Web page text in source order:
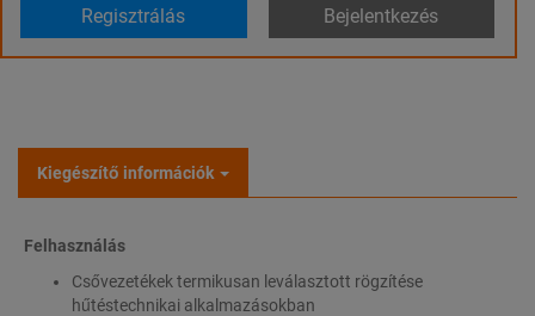
Regisztrálás Bejelentkezés
Kiegészítő információk
Felhasználás
Csővezetékek termikusan leválasztott rögzítése
hűtéstechnikai alkalmazásokban